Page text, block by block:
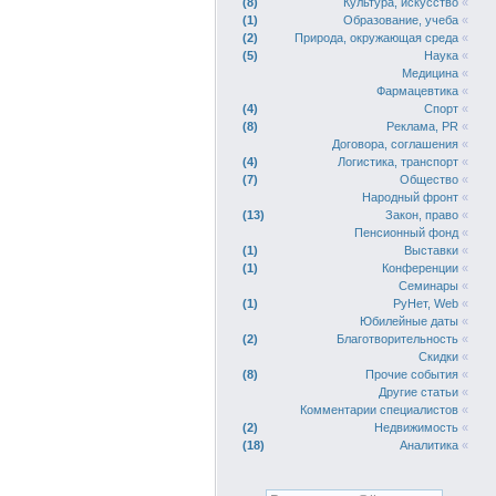
1
Образование, учеба «
2
Природа, окружающая среда «
5
Наука «
Медицина «
Фармацевтика «
4
Спорт «
8
Реклама, PR «
Договора, соглашения «
4
Логистика, транспорт «
7
Общество «
Народный фронт «
13
Закон, право «
Пенсионный фонд «
1
Выставки «
1
Конференции «
Семинары «
1
РуНет, Web «
Юбилейные даты «
2
Благотворительность «
Скидки «
8
Прочие события «
Другие статьи «
Комментарии специалистов «
2
Недвижимость «
18
Аналитика «